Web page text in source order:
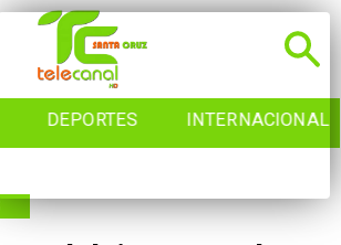
DEPORTES INTERNACIONAL